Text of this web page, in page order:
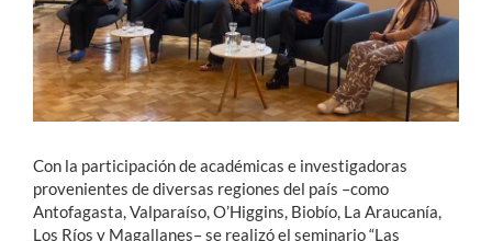
English
Con la participación de académicas e investigadoras
provenientes de diversas regiones del país –como
Antofagasta, Valparaíso, O’Higgins, Biobío, La Araucanía,
Los Ríos y Magallanes– se realizó el seminario “Las